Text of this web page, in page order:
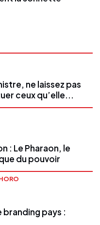
ne laissez pas
ceux qu’elle...
: Le Pharaon, le
du pouvoir
pays :